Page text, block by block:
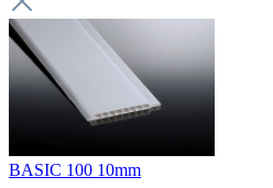
BASIC 100 10mm